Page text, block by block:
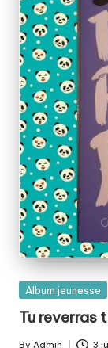
Posted
Album jeunesse
Tu reverras
By Admin 3